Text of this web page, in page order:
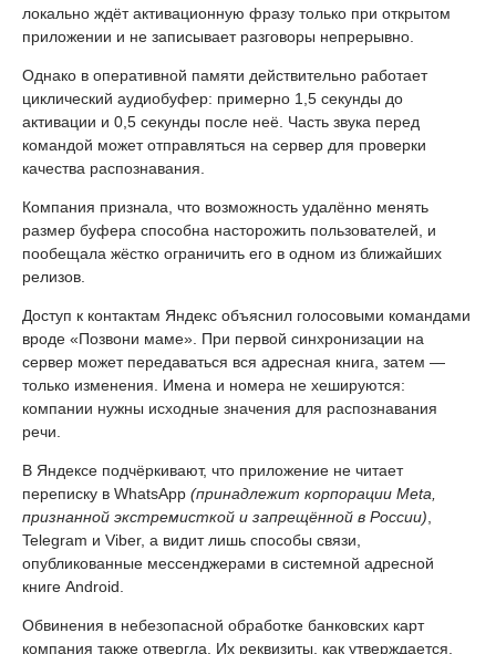
локально ждёт активационную фразу только при открытом
приложении и не записывает разговоры непрерывно.
Однако в оперативной памяти действительно работает
циклический аудиобуфер: примерно 1,5 секунды до
активации и 0,5 секунды после неё. Часть звука перед
командой может отправляться на сервер для проверки
качества распознавания.
Компания признала, что возможность удалённо менять
размер буфера способна насторожить пользователей, и
пообещала жёстко ограничить его в одном из ближайших
релизов.
Доступ к контактам Яндекс объяснил голосовыми командами
вроде «Позвони маме». При первой синхронизации на
сервер может передаваться вся адресная книга, затем —
только изменения. Имена и номера не хешируются:
компании нужны исходные значения для распознавания
речи.
В Яндексе подчёркивают, что приложение не читает
переписку в WhatsApp (принадлежит корпорации Meta,
признанной экстремисткой и запрещённой в России)
Telegram и Viber, а видит лишь способы связи,
опубликованные мессенджерами в системной адресной
книге Android.
Обвинения в небезопасной обработке банковских карт
компания также отвергла. Их реквизиты, как утверждается,